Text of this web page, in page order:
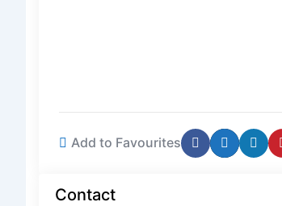
Add to Favourites
Contact